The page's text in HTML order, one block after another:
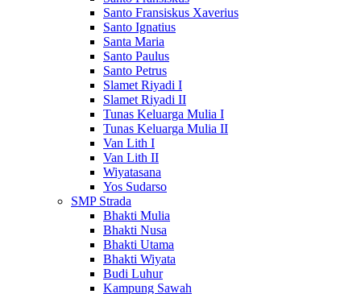
Santo Fransiskus Xaverius
Santo Ignatius
Santa Maria
Santo Paulus
Santo Petrus
Slamet Riyadi I
Slamet Riyadi II
Tunas Keluarga Mulia I
Tunas Keluarga Mulia II
Van Lith I
Van Lith II
Wiyatasana
Yos Sudarso
SMP Strada
Bhakti Mulia
Bhakti Nusa
Bhakti Utama
Bhakti Wiyata
Budi Luhur
Kampung Sawah